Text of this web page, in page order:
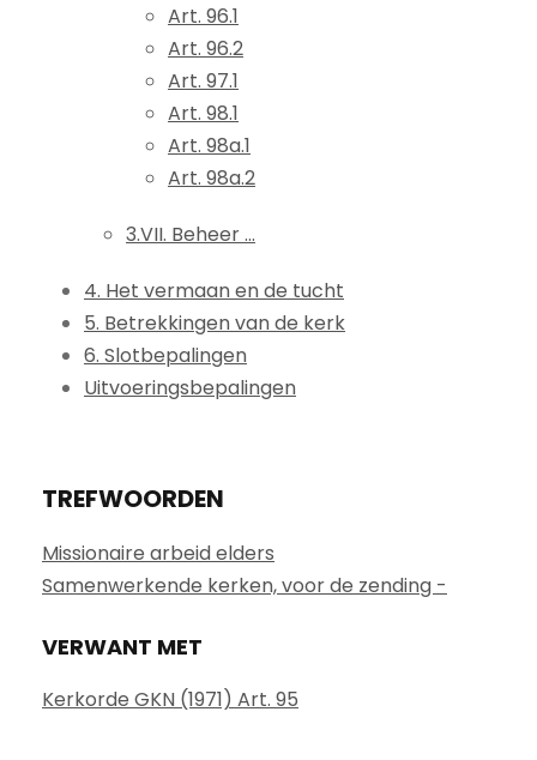
Art. 96.1
Art. 96.2
Art. 97.1
Art. 98.1
Art. 98a.1
Art. 98a.2
3.VII. Beheer ...
4. Het vermaan en de tucht
5. Betrekkingen van de kerk
6. Slotbepalingen
Uitvoeringsbepalingen
TREFWOORDEN
Missionaire arbeid elders
Samenwerkende kerken, voor de zending -
VERWANT MET
Kerkorde GKN (1971) Art. 95